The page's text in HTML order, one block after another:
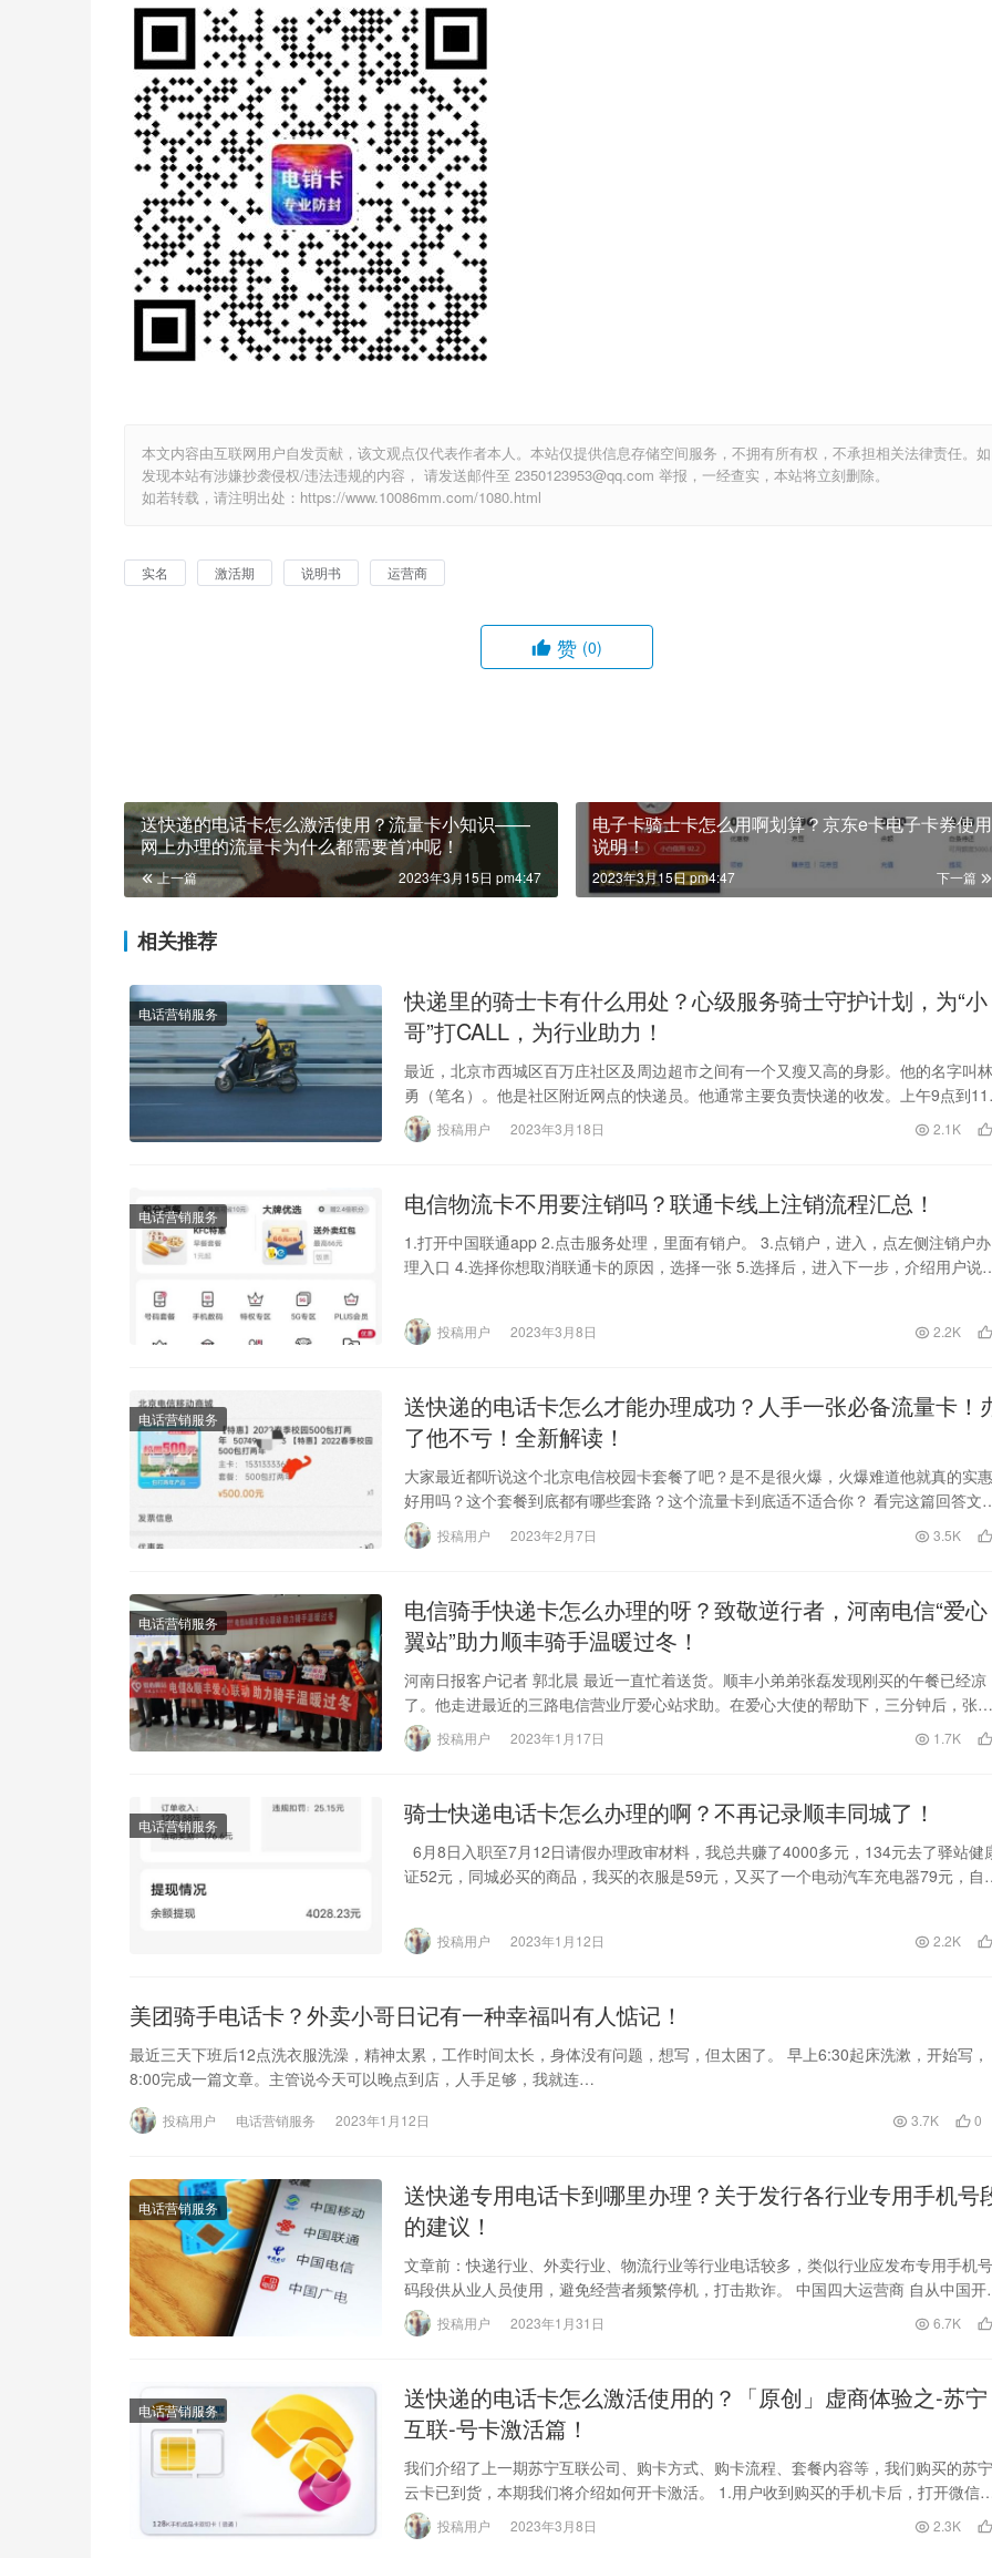
本文内容由互联网用户自发贡献，该文观点仅代表作者本人。本站仅提供信息存储空间服务，不拥有所有权，不承担相关法律责任。如
发现本站有涉嫌抄袭侵权/违法违规的内容， 请发送邮件至 2350123953@qq.com 举报，一经查实，本站将立刻删除。
如若转载，请注明出处：https://www.10086mm.com/1080.html
实名 激活期 说明书 运营商
赞 (0)
送快递的电话卡怎么激活使用？流量卡小知识——
网上办理的流量卡为什么都需要首冲呢！
上一篇 2023年3月15日 pm4:47
电子卡骑士卡怎么用啊划算？京东e卡电子卡券使用
说明！
下一篇
2023年3月15日 pm4:47
相关推荐
电话营销服务
快递里的骑士卡有什么用处？心级服务骑士守护计划，为“小
哥”打CALL，为行业助力！
最近，北京市西城区百万庄社区及周边超市之间有一个又瘦又高的身影。他的名字叫林
勇（笔名）。他是社区附近网点的快递员。他通常主要负责快递的收发。上午9点到11
点，下午4点到6点是最忙的…
投稿用户 2023年3月18日 2.1K
电话营销服务 电信物流卡不用要注销吗？联通卡线上注销流程汇总！
1.打开中国联通app 2.点击服务处理，里面有销户。 3.点销户，进入，点左侧注销户办
理入口 4.选择你想取消联通卡的原因，选择一张 5.选择后，进入下一步，介绍用户说
投稿用户 2023年3月8日 2.2K
电话营销服务
送快递的电话卡怎么才能办理成功？人手一张必备流量卡！
了他不亏！全新解读！
大家最近都听说这个北京电信校园卡套餐了吧？是不是很火爆，火爆难道他就真的实惠
好用吗？这个套餐到底都有哪些套路？这个流量卡到底适不适合你？ 看完这篇回答文
章，相信你能够茅塞顿开?！ …
投稿用户 2023年2月7日 3.5K
电话营销服务
电信骑手快递卡怎么办理的呀？致敬逆行者，河南电信“爱心
翼站”助力顺丰骑手温暖过冬！
河南日报客户记者 郭北晨 最近一直忙着送货。顺丰小弟弟张磊发现刚买的午餐已经凉
了。他走进最近的三路电信营业厅爱心站求助。在爱心大使的帮助下，三分钟后，张磊
吃了一顿热饭。 这已经不是…
投稿用户 2023年1月17日 1.7K
电话营销服务 骑士快递电话卡怎么办理的啊？不再记录顺丰同城了！
6月8日入职至7月12日请假办理政审材料，我总共赚了4000多元，134元去了驿站健
证52元，同城必买的商品，我买的衣服是59元，又买了一个电动汽车充电器79元，
投稿用户 2023年1月12日 2.2K
美团骑手电话卡？外卖小哥日记有一种幸福叫有人惦记！
最近三天下班后12点洗衣服洗澡，精神太累，工作时间太长，身体没有问题，想写，但太困了。 早上6:30起床洗漱，开始写，
8:00完成一篇文章。主管说今天可以晚点到店，人手足够，我就连…
投稿用户 电话营销服务 2023年1月12日 3.7K 0
电话营销服务
送快递专用电话卡到哪里办理？关于发行各行业专用手机号
的建议！
文章前：快递行业、外卖行业、物流行业等行业电话较多，类似行业应发布专用手机号
码段供从业人员使用，避免经营者频繁停机，打击欺诈。 中国四大运营商 自从中国开
切断网络行动和纠正骚扰电…
投稿用户 2023年1月31日 6.7K
电话营销服务
送快递的电话卡怎么激活使用的？「原创」虚商体验之-苏宁
互联-号卡激活篇！
我们介绍了上一期苏宁互联公司、购卡方式、购卡流程、套餐内容等，我们购买的苏宁
云卡已到货，本期我们将介绍如何开卡激活。 1.用户收到购买的手机卡后，打开微信
信官方账号，点击快速激活…
投稿用户 2023年3月8日 2.3K